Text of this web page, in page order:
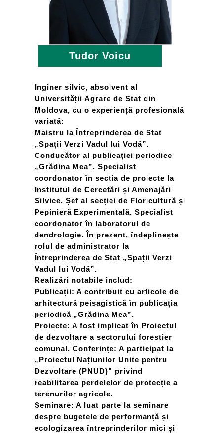
Tudor Voicu
Inginer silvic, absolvent al
Universității Agrare de Stat din
Moldova, cu o experiență profesională
variată:
Maistru la Întreprinderea de Stat
„Spații Verzi Vadul lui Vodă”.
Conducător al publicației periodice
„Grădina Mea”. Specialist
coordonator în secția de proiecte la
Institutul de Cercetări și Amenajări
Silvice. Șef al secției de Floricultură și
Pepinieră Experimentală. Specialist
coordonator în laboratorul de
dendrologie. În prezent, îndeplinește
rolul de administrator la
Întreprinderea de Stat „Spații Verzi
Vadul lui Vodă”.
Realizări notabile includ:
Publicații: A contribuit cu articole de
arhitectură peisagistică în publicația
periodică „Grădina Mea”.
Proiecte: A fost implicat în Proiectul
de dezvoltare a sectorului forestier
comunal. Conferințe: A participat la
„Proiectul Națiunilor Unite pentru
Dezvoltare (PNUD)” privind
reabilitarea perdelelor de protecție a
terenurilor agricole.
Seminare: A luat parte la seminare
despre bugetele de performanță și
ecologizarea întreprinderilor mici și